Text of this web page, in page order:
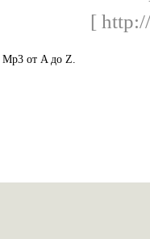
[
Mp3 от A до Z.